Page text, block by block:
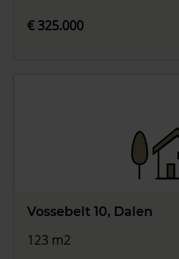
€ 325.000
Vossebelt 10, Dalen
123 m2